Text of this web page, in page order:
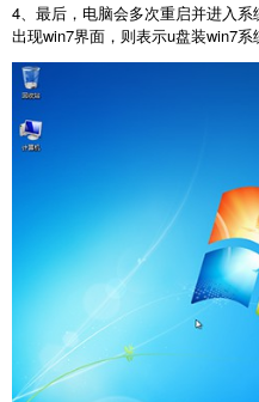
4、最后，电脑会多次重启并进入
出现win7界面，则表示u盘装win7系